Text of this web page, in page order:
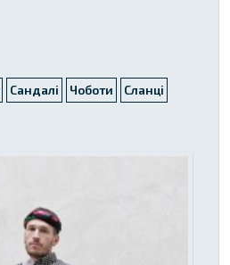
Сандалі Чоботи
Сланці